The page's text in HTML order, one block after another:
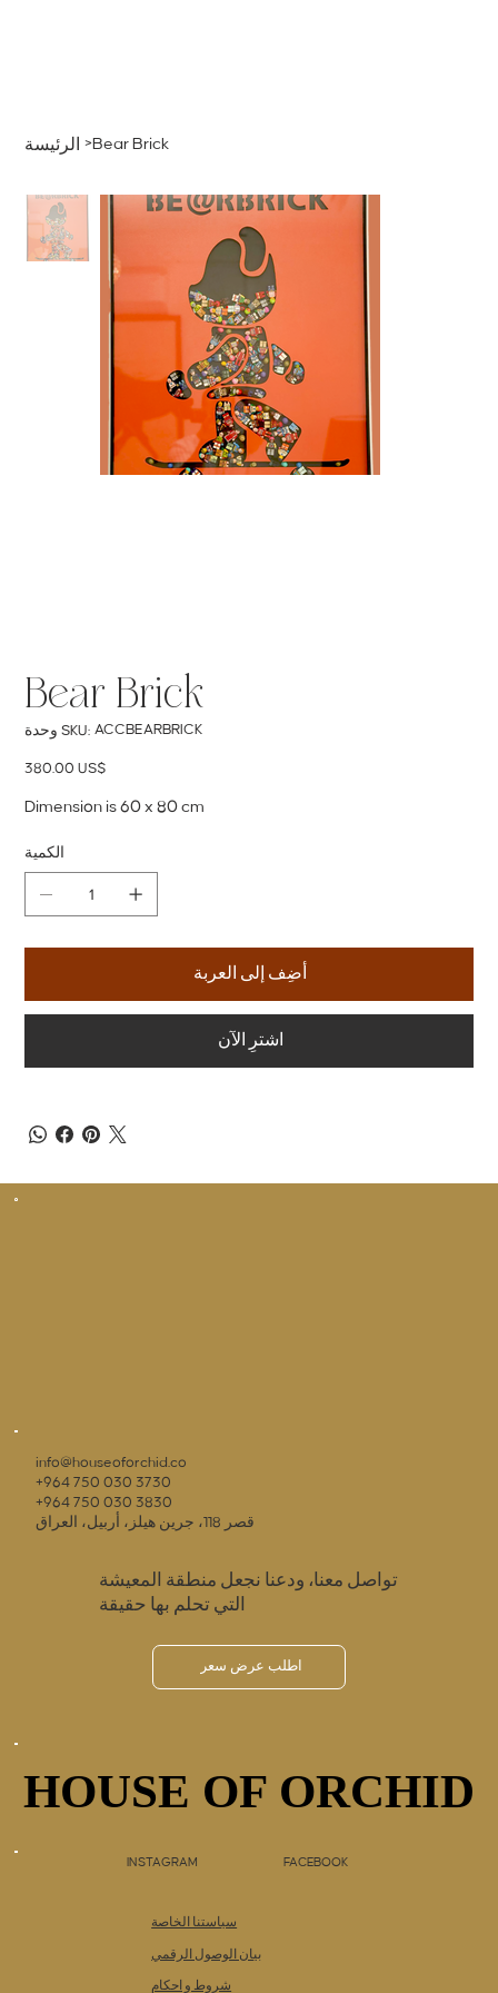
الرئيسة >Bear Brick
Bear Brick
وحدة SKU: SKU
ACCBEARBRICK
ACCBEARBRICK
السعر ‏380.00 US$
Dimension is 60 x 80 cm
الكمية
أضِف إلى العربة
اشترِ الآن
info@houseoforchid.co
+964 750 030 3730
+964 750 030 3830
قصر 118، جرين هيلز، أربيل، العراق
تواصل معنا، ودعنا نجعل منطقة المعيشة
التي تحلم بها حقيقة
اطلب عرض سعر
HOUSE OF ORCHID
HOUSE OF ORCHID
INSTAGRAM FACEBOOK
سياستنا الخاصة
شروط و احكام
بيان الوصول الرقمي